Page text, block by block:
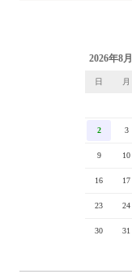
2026年8月
日 月
2 3
9 10
16 17
23 24
30 31